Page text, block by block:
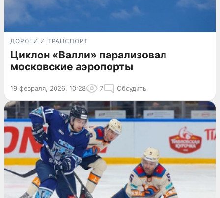
ДОРОГИ И ТРАНСПОРТ
Циклон «Валли» парализовал
московские аэропорты
19 февраля, 2026, 10:28 7 Обсудить